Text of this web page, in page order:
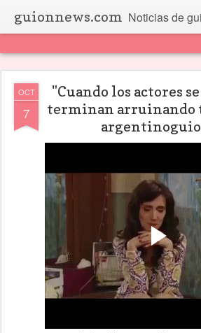
guionnews.com Noticias de guion de
OCT
7
"Cuando los actores
terminan arruinando